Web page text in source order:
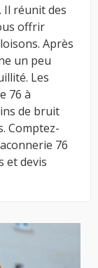
Il réunit des
offrir
Après
un peu
Les
76 à
de bruit
Comptez-
76
et devis